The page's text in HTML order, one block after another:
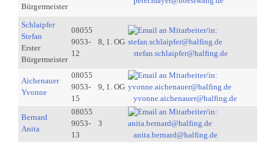
Bürgermeister
Schlaipfer
Stefan
Erster
Bürgermeister
08055
9053-
12
8, 1. OG
stefan.schlaipfer@halfing.de
Aichenauer
Yvonne
08055
9053-
15
9, 1. OG
yvonne.aichenauer@halfing.de
Bernard
Anita
08055
9053-
13
3
anita.bernard@halfing.de